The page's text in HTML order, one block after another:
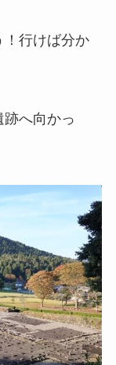
！行けば分か
へ向かっ